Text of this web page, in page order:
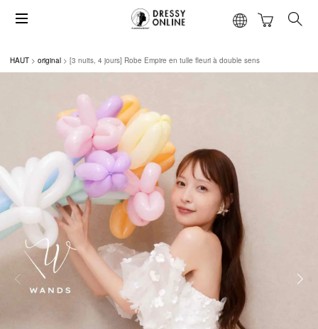
HAUT original [3 nuits, 4 jours] Robe Empire en tulle fleuri à double sens